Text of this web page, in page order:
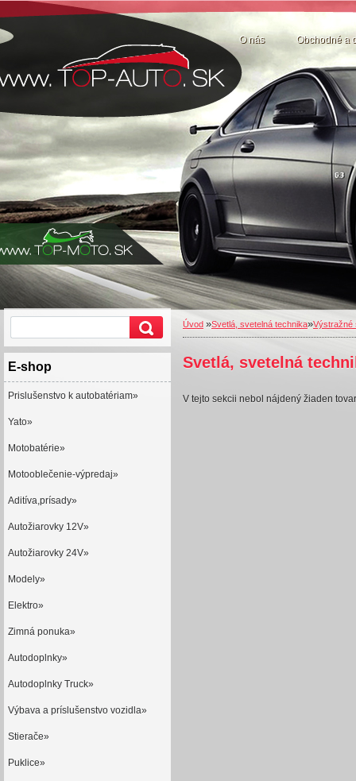
O nás Obchodné a
E-shop
Prislušenstvo k autobatériam»
Yato»
Motobatérie»
Motooblečenie-výpredaj»
Aditíva,prísady»
Autožiarovky 12V»
Autožiarovky 24V»
Modely»
Elektro»
Zimná ponuka»
Autodoplnky»
Autodoplnky Truck»
Výbava a príslušenstvo vozidla»
Stierače»
Puklice»
Úvod »Svetlá, svetelná technika»Výstražné
Svetlá, svetelná
V tejto sekcii nebol nájdený žiaden